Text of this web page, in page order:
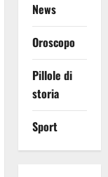
News
Oroscopo
Pillole di
storia
Sport